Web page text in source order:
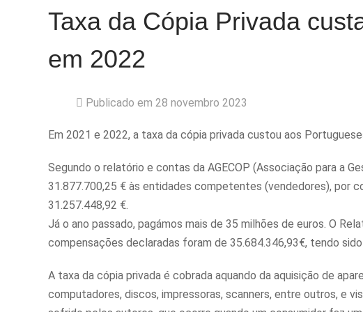
Taxa da Cópia Privada
em 2022
Publicado em 28 novembro 2023
Em 2021 e 2022, a taxa da cópia privada custou aos
Segundo o relatório e contas da AGECOP (Associação para a
31.877.700,25 € às entidades competentes (vendedores), por
31.257.448,92 €.
Já o ano passado, pagámos mais de 35 milhões de euros. O
compensações declaradas foram de 35.684.346,93€, tendo
A taxa da cópia privada é cobrada aquando da aquisição de
computadores, discos, impressoras, scanners, entre outros, e